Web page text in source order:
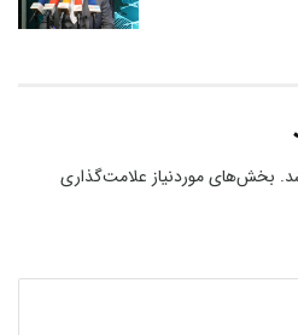
بخش‌های موردنیاز علامت‌گذاری